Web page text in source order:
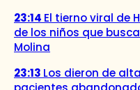
23:14 El tierno viral de
de los niños que
Molina
23:13 Los dieron de